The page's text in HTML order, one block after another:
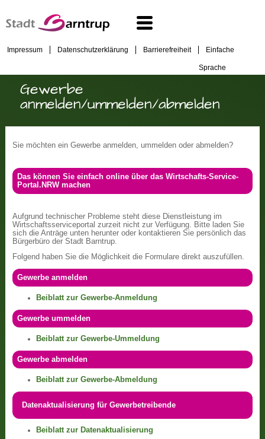
Impressum Datenschutzerklärung Barrierefreiheit Einfache
Sprache
Gewerbe
anmelden/ummelden/abmelden
Sie möchten ein Gewerbe anmelden, ummelden oder abmelden?
Das können Sie einfach online über das Wirtschafts-Service-
Portal.NRW machen
Aufgrund technischer Probleme steht diese Dienstleistung im
Wirtschaftsserviceportal zurzeit nicht zur Verfügung. Bitte laden Sie
sich die Anträge unten herunter oder kontaktieren Sie persönlich das
Bürgerbüro der Stadt Barntrup.
Folgend haben Sie die Möglichkeit die Formulare direkt auszufüllen.
Gewerbe anmelden
Beiblatt zur Gewerbe-Anmeldung
Gewerbe ummelden
Beiblatt zur Gewerbe-Ummeldung
Gewerbe abmelden
Beiblatt zur Gewerbe-Abmeldung
Datenaktualisierung für Gewerbetreibende
Beiblatt zur Datenaktualisierung